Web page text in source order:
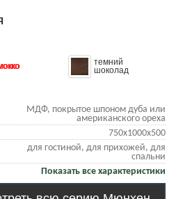
темний
шоколад
МДФ, покрытое шпоном дуба или
американского ореха
750х1000х500
для гостиной, для прихожей, для
спальни
Показать все характеристики